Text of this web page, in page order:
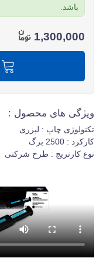
باشد.
1,300,000
ویژگی های محصول :
تکنولوژی چاپ : لیزری
کارکرد : 2500 برگ
نوع کارتریج : طرح شرکتی